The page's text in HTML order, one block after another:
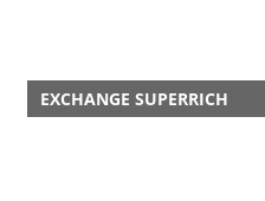
EXCHANGE SUPERRICH